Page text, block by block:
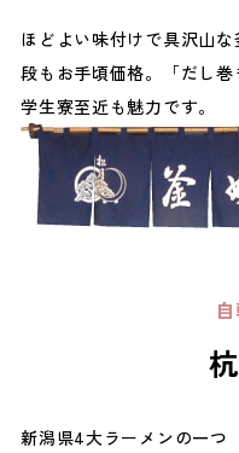
ほどよい味付けで具沢山
段もお手頃価格。「だし巻
学生寮至近も魅力です。
新潟県4大ラーメンの一つ